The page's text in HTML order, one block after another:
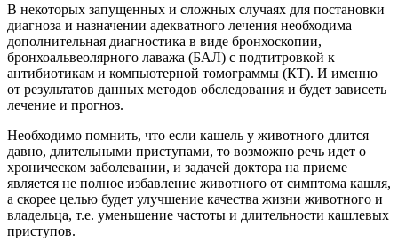
В некоторых запущенных и сложных случаях для постановки
диагноза и назначении адекватного лечения необходима
дополнительная диагностика в виде бронхоскопии,
бронхоальвеолярного лаважа (БАЛ) с подтитровкой к
антибиотикам и компьютерной томограммы (КТ). И именно
от результатов данных методов обследования и будет зависеть
лечение и прогноз.
Необходимо помнить, что если кашель у животного длится
давно, длительными приступами, то возможно речь идет о
хроническом заболевании, и задачей доктора на приеме
является не полное избавление животного от симптома кашля,
а скорее целью будет улучшение качества жизни животного и
владельца, т.е. уменьшение частоты и длительности кашлевых
приступов.